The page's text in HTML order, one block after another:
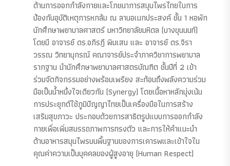
ด้านการออกกำลังกายและโภชนาการสมุนไพรไทยในการ
ป้องกันอุบัติเหตุการหกล้ม ณ ลานอเนกประสงค์ ชั้น 1 หอพัก
นักศึกษาพยาบาลศาสตร์ มหาวิทยาลัยมหิดล (บางขุนนนท์)
โดยมี อาจารย์ ดร.อภิรฎี พิมเสน และ อาจารย์ ดร.จิรา
วรรณ วิทยานุกรณ์ คณาจารย์ประจำภาควิชาการพยาบาล
รากฐาน นำนักศึกษาพยาบาลศาสตรบัณฑิต ชั้นปีที่ 2 เข้า
ร่วมจัดกิจกรรมอย่างพร้อมเพรียง สะท้อนถึงพลังความร่วม
มือเป็นน้ำหนึ่งใจเดียวกัน (Synergy) โดยเนื้อหาหลักมุ่งเน้น
การประยุกต์ใช้ภูมิปัญญาไทยเป็นเครื่องมือในการสร้าง
เสริมสุขภาวะ ประกอบด้วยการสาธิตรูปแบบการออกกำลัง
กายเพื่อเพิ่มสมรรถภาพการทรงตัว และการให้คำแนะนำ
ด้านอาหารสมุนไพรบนพื้นฐานของการเคารพและเข้าใจใน
คุณค่าความเป็นบุคคลของผู้สูงอายุ (Human Respect)